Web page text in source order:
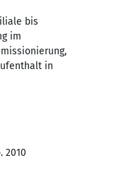
bis
im
in
2010